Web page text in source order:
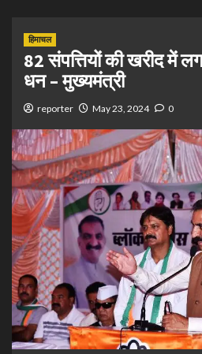
हिमाचल
82 संपत्तियों की खरीद में
धन – मुख्यमंत्री
reporter May 23, 2024 0